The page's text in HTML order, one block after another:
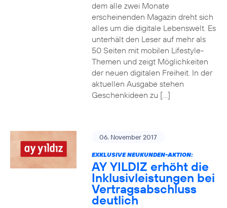
dem alle zwei Monate
erscheinenden Magazin dreht sich
alles um die digitale Lebenswelt. Es
unterhält den Leser auf mehr als
50 Seiten mit mobilen Lifestyle-
Themen und zeigt Möglichkeiten
der neuen digitalen Freiheit. In der
aktuellen Ausgabe stehen
Geschenkideen zu […]
06. November 2017
EXKLUSIVE NEUKUNDEN-AKTION:
AY YILDIZ erhöht die
Inklusivleistungen bei
Vertragsabschluss
deutlich